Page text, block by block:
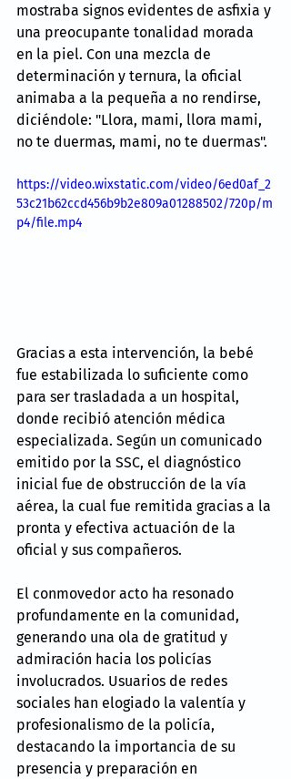
mostraba signos evidentes de asfixia y
una preocupante tonalidad morada
en la piel. Con una mezcla de
determinación y ternura, la oficial
animaba a la pequeña a no rendirse,
diciéndole: "Llora, mami, llora mami,
no te duermas, mami, no te duermas".
https://video.wixstatic.com/video/6ed0af_2
53c21b62ccd456b9b2e809a01288502/720p/m
p4/file.mp4
Gracias a esta intervención, la bebé
fue estabilizada lo suficiente como
para ser trasladada a un hospital,
donde recibió atención médica
especializada. Según un comunicado
emitido por la SSC, el diagnóstico
inicial fue de obstrucción de la vía
aérea, la cual fue remitida gracias a la
pronta y efectiva actuación de la
oficial y sus compañeros.
El conmovedor acto ha resonado
profundamente en la comunidad,
generando una ola de gratitud y
admiración hacia los policías
involucrados. Usuarios de redes
sociales han elogiado la valentía y
profesionalismo de la policía,
destacando la importancia de su
presencia y preparación en